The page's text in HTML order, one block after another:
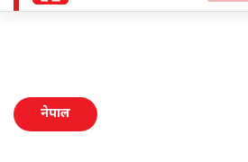
नेपाल